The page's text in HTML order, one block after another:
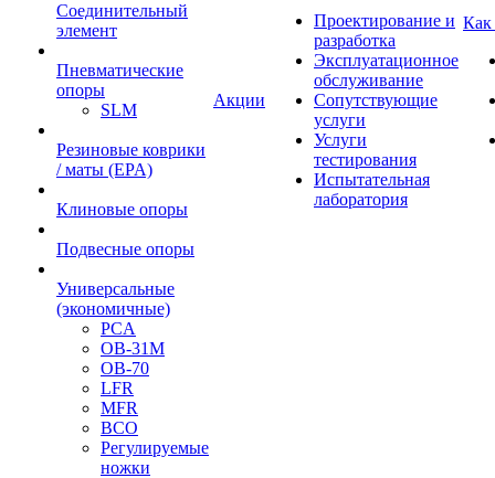
Cоединительный
элемент
Пневматические
опоры
SLM
Резиновые коврики
/ маты (EPA)
Клиновые опоры
Подвесные опоры
Универсальные
(экономичные)
PCA
ОВ-31М
OB-70
LFR
MFR
ВСО
Регулируемые
ножки
Акции
Проектирование и
разработка
Эксплуатационное
обслуживание
Сопутствующие
услуги
Услуги
тестирования
Испытательная
лаборатория
Как